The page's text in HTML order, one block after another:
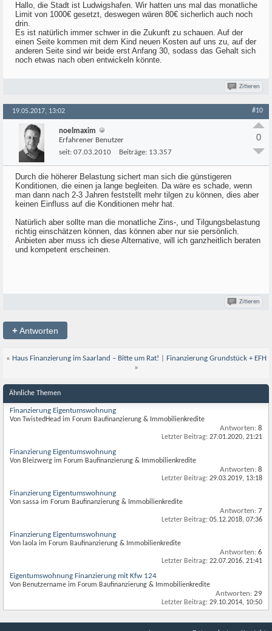
Hallo, die Stadt ist Ludwigshafen. Wir hatten uns mal das monatliche
Limit von 1000€ gesetzt, deswegen wären 80€ sicherlich auch noch
drin.
Es ist natürlich immer schwer in die Zukunft zu schauen. Auf der
einen Seite kommen mit dem Kind neuen Kosten auf uns zu, auf der
anderen Seite sind wir beide erst Anfang 30, sodass das Gehalt sich
noch etwas nach oben entwickeln könnte.
Zitieren
19.05.2017, 13:02 #10
noelmaxim
Erfahrener Benutzer
seit: 07.03.2010 Beiträge: 13.357
0
Durch die höherer Belastung sichert man sich die günstigeren
Konditionen, die einen ja lange begleiten. Da wäre es schade, wenn
man dann nach 2-3 Jahren feststellt mehr tilgen zu können, dies aber
keinen Einfluss auf die Konditionen mehr hat.
Natürlich aber sollte man die monatliche Zins-, und Tilgungsbelastung
richtig einschätzen können, das können aber nur sie persönlich.
Anbieten aber muss ich diese Alternative, will ich ganzheitlich beraten
und kompetent erscheinen.
Zitieren
+Antworten
« Haus Finanzierung im Saarland – Bitte um Rat!
Finanzierung Grundstück + EFH
»
Ähnliche Themen
Finanzierung Eigentumswohnung
Von TwistedHead im Forum Baufinanzierung & Immobilienkredite
Antworten: 8
Letzter Beitrag: 27.01.2020, 21:21
Finanzierung Eigentumswohnung
Von Bleizwerg im Forum Baufinanzierung & Immobilienkredite
Antworten: 8
Letzter Beitrag: 29.03.2019, 13:18
Finanzierung Eigentumswohnung
Von sassa im Forum Baufinanzierung & Immobilienkredite
Antworten: 7
Letzter Beitrag: 05.12.2018, 07:36
Finanzierung Eigentumswohnung
Von laola im Forum Baufinanzierung & Immobilienkredite
Antworten: 6
Letzter Beitrag: 22.07.2016, 21:41
Eigentumswohnung Finanzierung mit Kfw 124
Von Benutzername im Forum Baufinanzierung & Immobilienkredite
Antworten: 29
Letzter Beitrag: 29.10.2014, 10:50